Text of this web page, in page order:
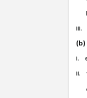
iii.
(b)
i.
ii.